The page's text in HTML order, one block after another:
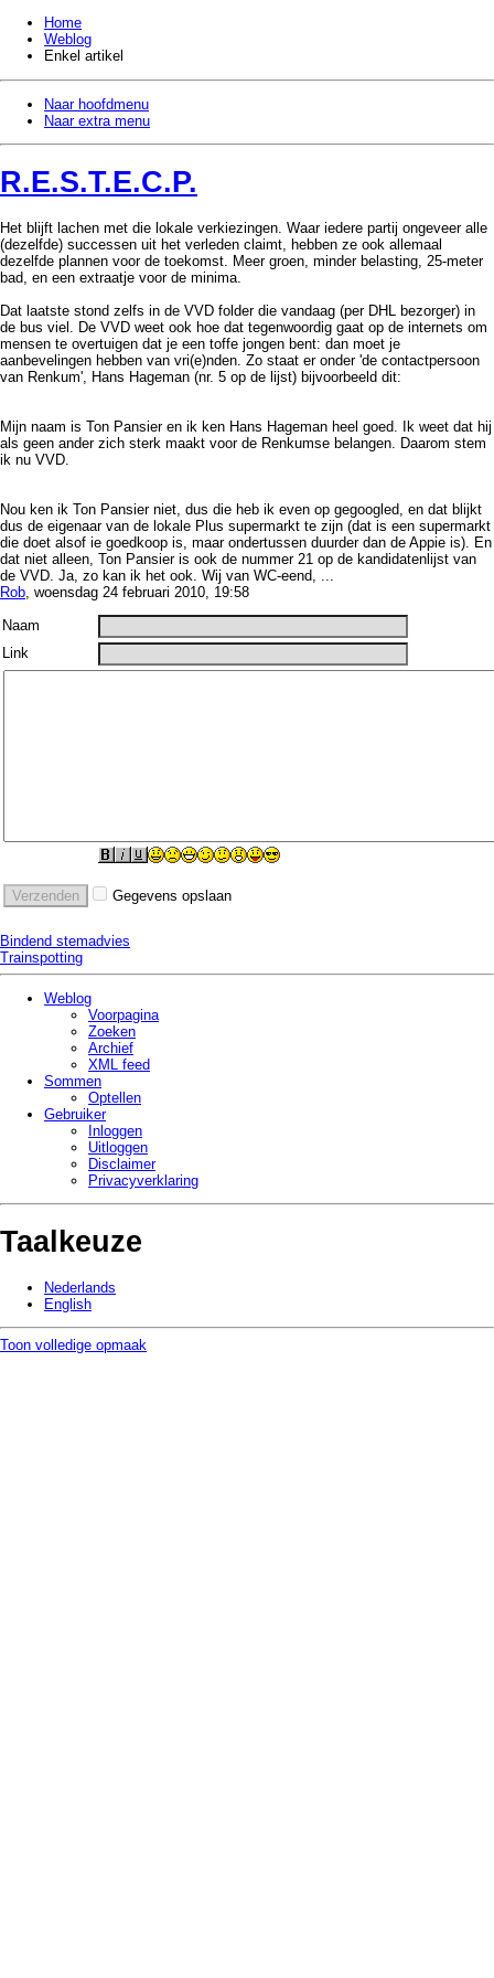
Home
Weblog
Enkel artikel
Naar hoofdmenu
Naar extra menu
R.E.S.T.E.C.P.
Het blijft lachen met die lokale verkiezingen. Waar iedere partij ongeveer alle
(dezelfde) successen uit het verleden claimt, hebben ze ook allemaal
dezelfde plannen voor de toekomst. Meer groen, minder belasting, 25-meter
bad, en een extraatje voor de minima.
Dat laatste stond zelfs in de VVD folder die vandaag (per DHL bezorger) in
de bus viel. De VVD weet ook hoe dat tegenwoordig gaat op de internets om
mensen te overtuigen dat je een toffe jongen bent: dan moet je
aanbevelingen hebben van vri(e)nden. Zo staat er onder 'de contactpersoon
van Renkum', Hans Hageman (nr. 5 op de lijst) bijvoorbeeld dit:
Mijn naam is Ton Pansier en ik ken Hans Hageman heel goed. Ik weet dat hij
als geen ander zich sterk maakt voor de Renkumse belangen. Daarom stem
ik nu VVD.
Nou ken ik Ton Pansier niet, dus die heb ik even op gegoogled, en dat blijkt
dus de eigenaar van de lokale Plus supermarkt te zijn (dat is een supermarkt
die doet alsof ie goedkoop is, maar ondertussen duurder dan de Appie is). En
dat niet alleen, Ton Pansier is ook de nummer 21 op de kandidatenlijst van
de VVD. Ja, zo kan ik het ook. Wij van WC-eend, ...
Rob, woensdag 24 februari 2010, 19:58
Naam
Link
Gegevens opslaan
Bindend stemadvies
Trainspotting
Weblog
Voorpagina
Zoeken
Archief
XML feed
Sommen
Optellen
Gebruiker
Inloggen
Uitloggen
Disclaimer
Privacy­verklaring
Taalkeuze
Nederlands
English
Toon volledige opmaak